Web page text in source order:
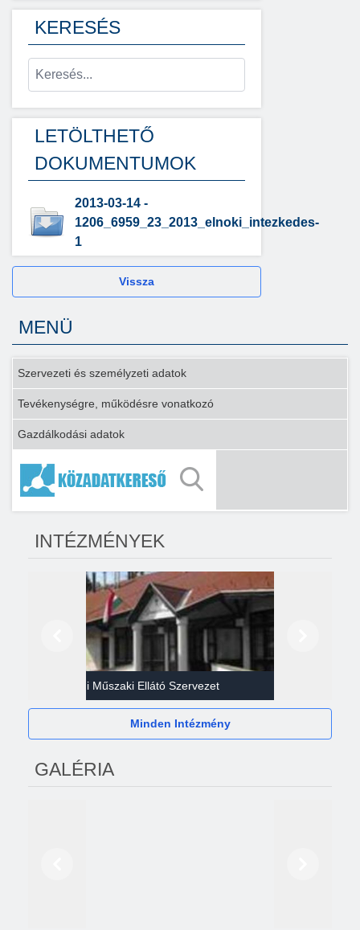
KERESÉS
LETÖLTHETŐ
DOKUMENTUMOK
2013-03-14 -
1206_6959_23_2013_elnoki_intezkedes-
1
Vissza
MENÜ
Szervezeti és személyzeti adatok
Tevékenységre, működésre vonatkozó
Gazdálkodási adatok
INTÉZMÉNYEK
Gazdasági Műszaki Ellátó Szervezet
Minden Intézmény
GALÉRIA